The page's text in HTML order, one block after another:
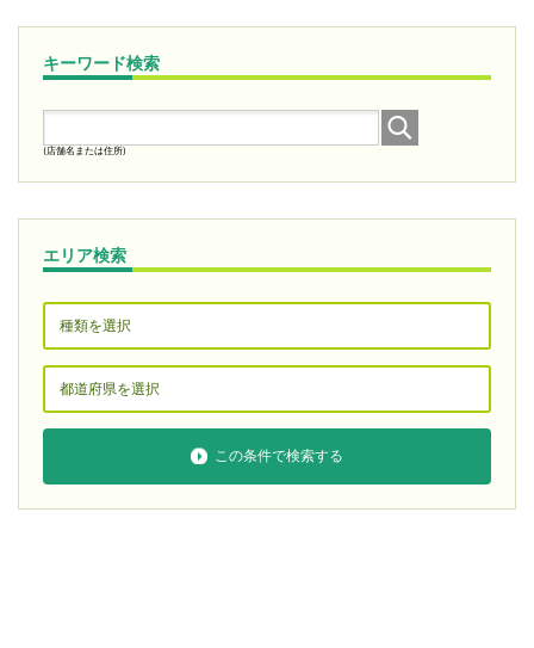
キーワード検索
(店舗名または住所)
エリア検索
この条件で検索する